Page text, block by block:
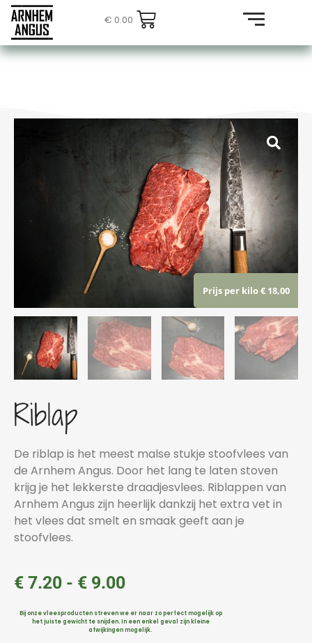
€ 0.00
Prijs per kilo € 18,00
Riblap
De riblap is het meest malse stukje stoofvlees van
de Arnhem Angus. Door het lang te laten stoven
krijg je het lekkerste draadjesvlees. Riblappen van
Arnhem Angus zijn heerlijk dankzij het extra vet in
het vlees dat smelt en smaak geeft aan je
stoofvlees.
€ 7.20 - € 9.00
Bij onze vleesproducten streven we er naar zo perfect mogelijk op
het juiste gewicht te snijden. In een enkel geval zijn kleine
afwijkingen mogelijk.